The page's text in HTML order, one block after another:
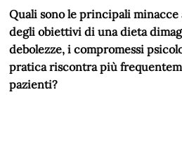
Quali sono le principali
degli obiettivi di una dieta
debolezze, i compromessi
pratica riscontra più
pazienti?